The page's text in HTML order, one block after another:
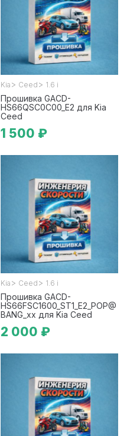
Kia > Ceed > 1.6 i
Прошивка GACD-
HS66QSC0C00_E2 для Kia
Ceed
1 500 ₽
Kia > Ceed > 1.6 i
Прошивка GACD-
HS66FSC1600_ST1_E2_POP@
BANG_xx для Kia Ceed
2 000 ₽